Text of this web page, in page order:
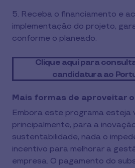
5. Receba o financiamento e
implementação do projeto,
conforme o planeado.
Clique aqui para
candidatura ao
Mais formas de aproveitar
Embora este programa esteja
principalmente, para a
sustentabilidade, nada o
incentivo para melhorar a
empresa. O pagamento do